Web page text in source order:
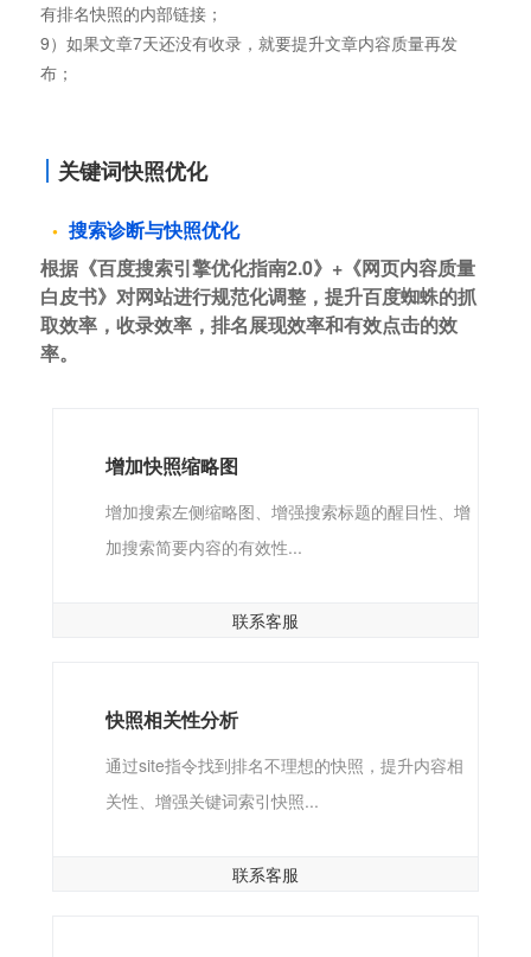
有排名快照的内部链接；
9）如果文章7天还没有收录，就要提升文章内容质量再发
布；
关键词快照优化
搜索诊断与快照优化
根据《百度搜索引擎优化指南2.0》+《网页内容质量
白皮书》对网站进行规范化调整，提升百度蜘蛛的抓
取效率，收录效率，排名展现效率和有效点击的效
率。
增加快照缩略图
增加搜索左侧缩略图、增强搜索标题的醒目性、增
加搜索简要内容的有效性...
联系客服
快照相关性分析
通过site指令找到排名不理想的快照，提升内容相
关性、增强关键词索引快照...
联系客服